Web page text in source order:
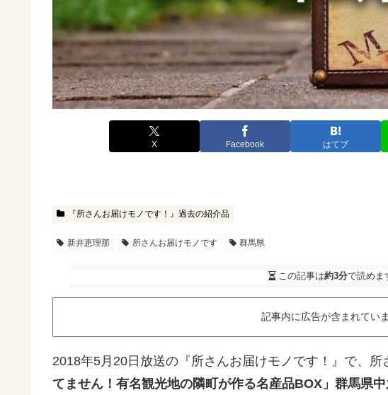
X Facebook はてブ
『所さんお届けモノです！』過去の紹介品
新井恵理那 所さんお届けモノです 群馬県
この記事は約3分で読めま
記事内に広告が含まれていま
2018年5月20日放送の『所さんお届けモノです！』で、所
てません！有名観光地の隣町が作る名産品BOX」群馬県